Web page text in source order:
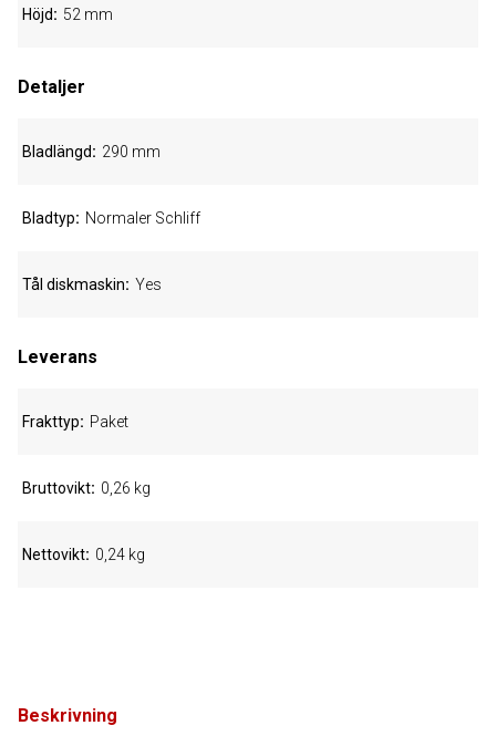
Beskrivning
Höjd 52 mm
Detaljer
Bladlängd 290 mm
Bladtyp Normaler Schliff
Tål diskmaskin Yes
Leverans
Frakttyp Paket
Bruttovikt 0,26 kg
Nettovikt 0,24 kg